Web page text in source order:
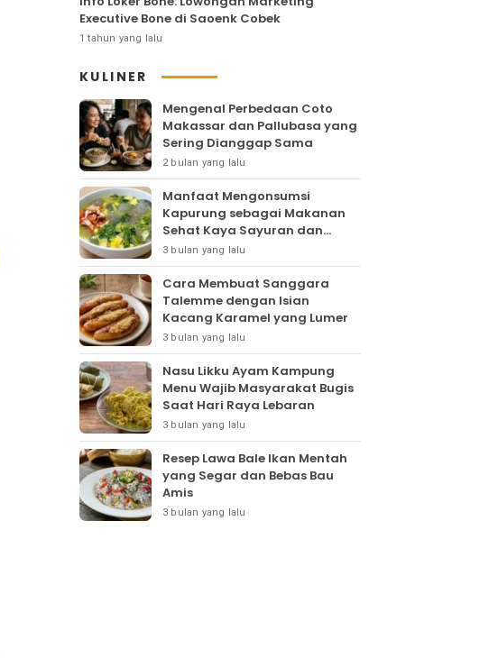
Executive Bone di Saoenk Cobek
1 tahun yang lalu
KULINER
Mengenal Perbedaan Coto
Makassar dan Pallubasa yang
Sering Dianggap Sama
2 bulan yang lalu
Manfaat Mengonsumsi
Kapurung sebagai Makanan
Sehat Kaya Sayuran dan
Protein
3 bulan yang lalu
Cara Membuat Sanggara
Talemme dengan Isian
Kacang Karamel yang Lumer
3 bulan yang lalu
Nasu Likku Ayam Kampung
Menu Wajib Masyarakat Bugis
Saat Hari Raya Lebaran
3 bulan yang lalu
Resep Lawa Bale Ikan Mentah
yang Segar dan Bebas Bau
Amis
3 bulan yang lalu